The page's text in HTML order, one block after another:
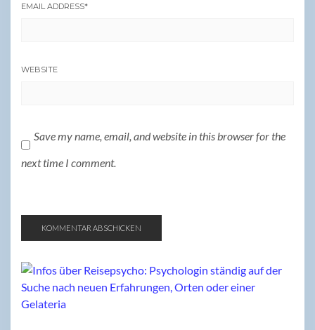
EMAIL ADDRESS*
WEBSITE
Save my name, email, and website in this browser for the
next time I comment.